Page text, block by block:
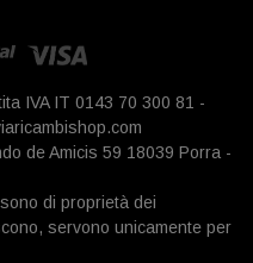
IVA IT 0143 70 300 81 -
de Amicis 59 18039 Porra -
di proprietà dei
servono unicamente per